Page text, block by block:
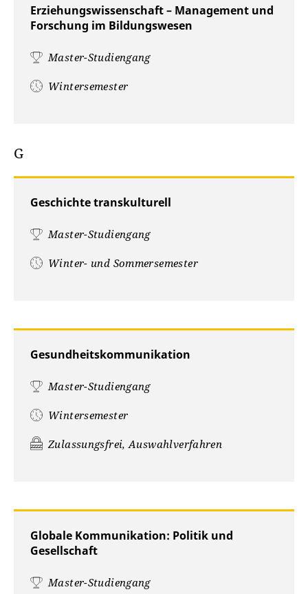
Erziehungswissenschaft – Management und
Forschung im Bildungswesen
Master-Studiengang
Wintersemester
G
Geschichte transkulturell
Master-Studiengang
Winter- und Sommersemester
Gesundheitskommunikation
Master-Studiengang
Wintersemester
Zulassungsfrei, Auswahlverfahren
Globale Kommunikation: Politik und
Gesellschaft
Master-Studiengang